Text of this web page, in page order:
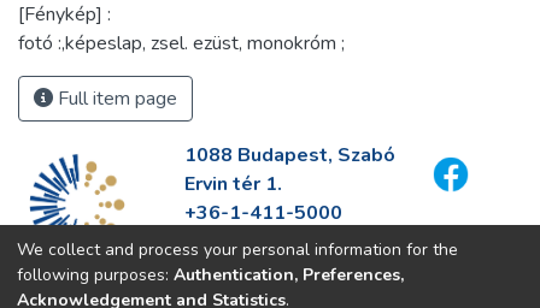
[Fénykép] :
fotó :,képeslap, zsel. ezüst, monokróm ;
Full item page
1088 Budapest, Szabó
Ervin tér 1.
+36-1-411-5000
info@fszek.hu
https://fszek.hu
We collect and process your personal information for the
following purposes: Authentication, Preferences,
Acknowledgement and Statistics.